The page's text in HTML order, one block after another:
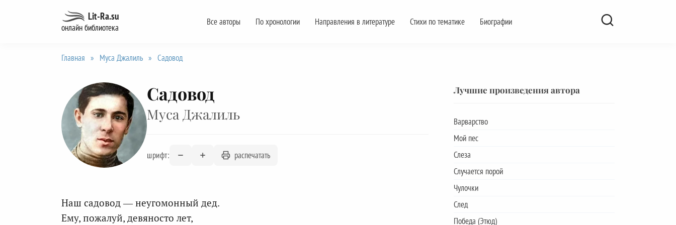
Lit-Ra.su
онлайн библиотека
Все авторы По хронологии Направления в литературе Стихи по тематике Биографии
Главная » Муса Джалиль » Садовод
Садовод
Муса Джалиль
шрифт: распечатать
Наш садовод — неугомонный дед.
Ему, пожалуй, девяносто лет,
Лучшие произведения автора
Варварство
Мой пес
Слеза
Случается порой
Чулочки
След
Победа (Этюд)